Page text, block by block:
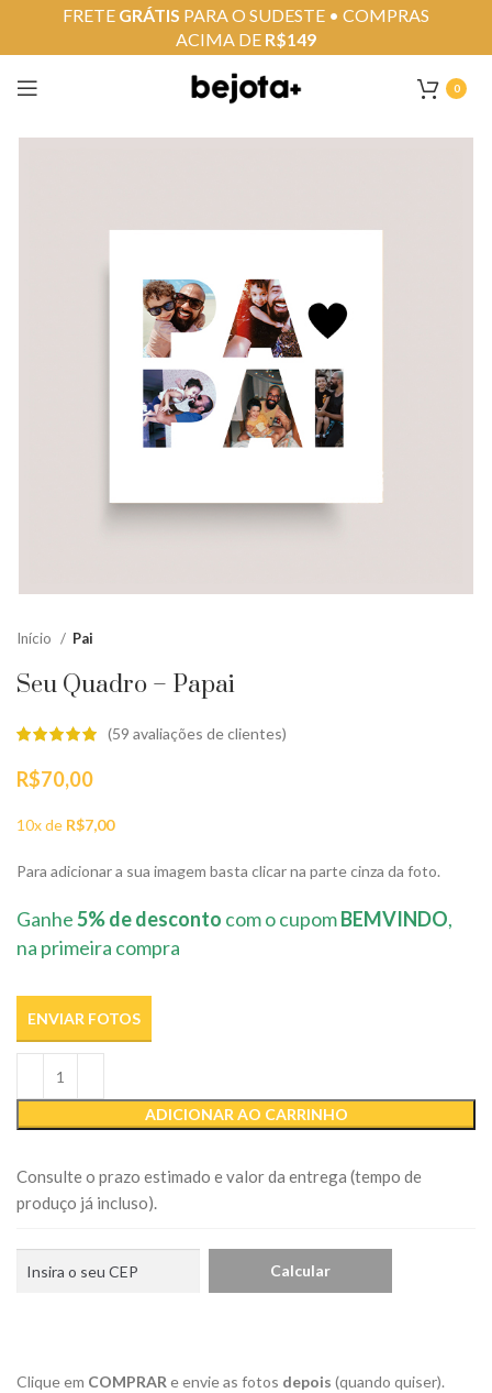
0
Início Pai
Seu Quadro – Papai
(59 avaliações de clientes)
R$70,00
10x de R$7,00
Para adicionar a sua imagem basta clicar na parte cinza da foto.
Ganhe5% de desconto com o cupomBEMVINDO,
na primeira compra
ENVIAR FOTOS
ADICIONAR AO CARRINHO
Consulte o prazo estimado e valor da entrega (tempo de
produço já incluso).
Clique em COMPRAR e envie as fotos depois (quando quiser).
FRETE GRÁTIS PARA O SUDESTE • COMPRAS
ACIMA DE R$149